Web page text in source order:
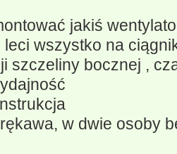
jakiś
leci wszystko na
szczeliny bocznej ,
w dwie osoby